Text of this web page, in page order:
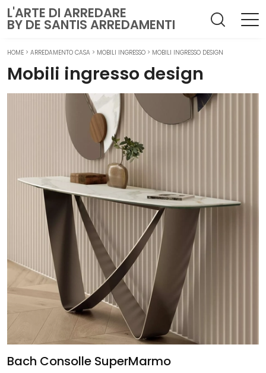
L'ARTE DI ARREDARE
BY DE SANTIS ARREDAMENTI
HOME > ARREDAMENTO CASA > MOBILI INGRESSO > MOBILI INGRESSO DESIGN
Mobili ingresso design
Bach Consolle SuperMarmo